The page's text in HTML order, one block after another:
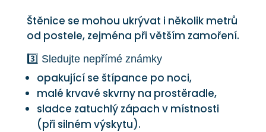
Štěnice se mohou ukrývat i několik metrů
od postele, zejména při větším zamoření.
3️⃣ Sledujte nepřímé známky
opakující se štípance po noci,
malé krvavé skvrny na prostěradle,
sladce zatuchlý zápach v místnosti
(při silném výskytu).